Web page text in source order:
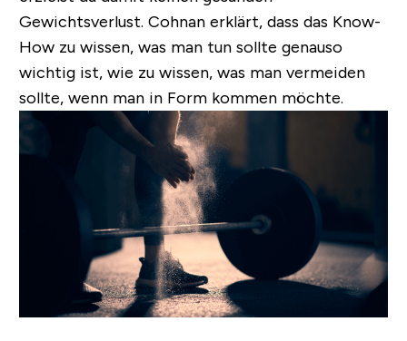
Gewichtsverlust. Cohnan erklärt, dass das Know-
How zu wissen, was man tun sollte genauso
wichtig ist, wie zu wissen, was man vermeiden
sollte, wenn man in Form kommen möchte.